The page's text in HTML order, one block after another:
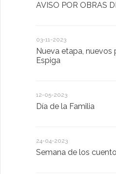
AVISO POR OBRAS
03-11-2023
Nueva etapa, nuevos
Espiga
12-05-2023
Día de la Familia
24-04-2023
Semana de los